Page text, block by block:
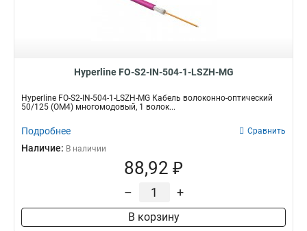
Hyperline FO-S2-IN-504-1-LSZH-MG
Hyperline FO-S2-IN-504-1-LSZH-MG Кабель волоконно-оптический
50/125 (OM4) многомодовый, 1 волок...
Подробнее Сравнить
Наличие: В наличии
88,92 ₽
– +
В корзину